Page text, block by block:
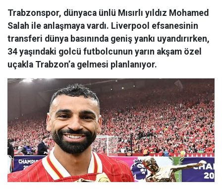
Trabzonspor, dünyaca ünlü Mısırlı yıldız Mohamed
Salah ile anlaşmaya vardı. Liverpool efsanesinin
transferi dünya basınında geniş yankı uyandırırken,
34 yaşındaki golcü futbolcunun yarın akşam özel
uçakla Trabzon’a gelmesi planlanıyor.